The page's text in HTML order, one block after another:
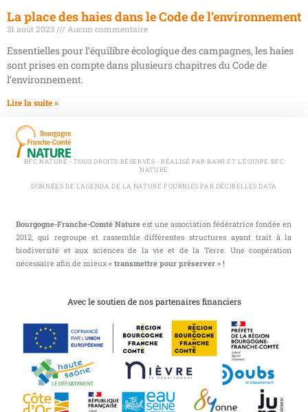
La place des haies dans le Code de l’environnement
31 août 2023 Aucun commentaire
Essentielles pour l’équilibre écologique des campagnes, les haies
sont prises en compte dans plusieurs chapitres du Code de
l’environnement.
Lire la suite »
BFC NATURE - TOUS DROITS RÉSERVÉS - RÉALISÉ PAR BAWI ET L'ÉQUIPE BFC
NATURE
DONNÉES DE L'AGENDA DE LA NATURE FOURNIES PAR DÉCIBELLES DATA
Bourgogne-Franche-Comté Nature est une association fédératrice fondée en
2012, qui regroupe et rassemble différentes structures ayant trait à la
biodiversité et aux sciences de la vie et de la Terre. Une coopération
nécessaire afin de mieux« transmettre pour préserver » !
Avec le soutien de nos partenaires financiers